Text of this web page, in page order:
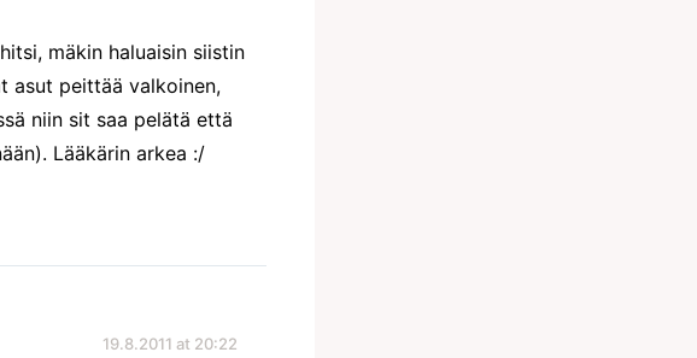
mäkin haluaisin siistin
asut peittää valkoinen,
niin sit saa pelätä että
Lääkärin arkea :/
19.8.2011 at 20:22